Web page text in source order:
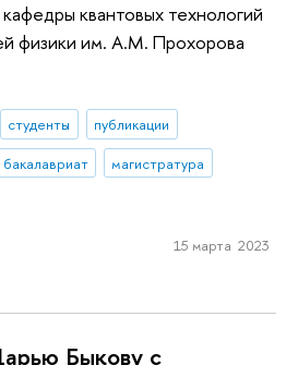
квантовых технологий
физики им. А.М. Прохорова
студенты
публикации
бакалавриат
магистратура
15 марта 2023
Быкову с